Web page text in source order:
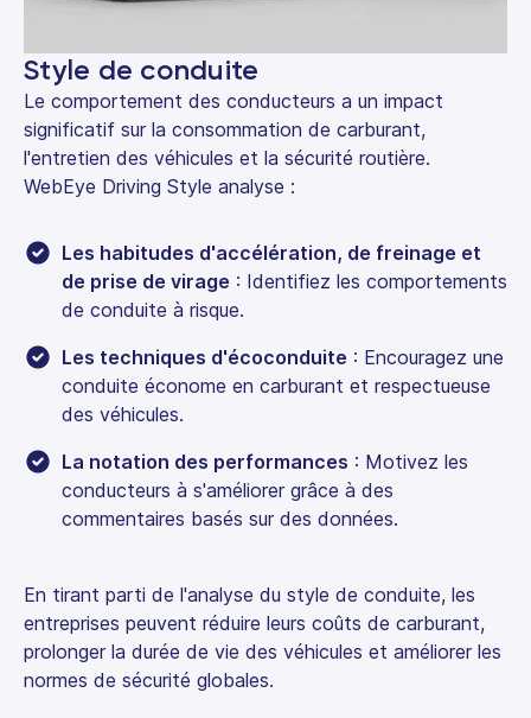
Style de conduite
Le comportement des conducteurs a un impact
significatif sur la consommation de carburant,
l'entretien des véhicules et la sécurité routière.
WebEye Driving Style analyse :
Les habitudes d'accélération, de freinage et
de prise de virage : Identifiez les comportements
de conduite à risque.
Les techniques d'écoconduite : Encouragez une
conduite économe en carburant et respectueuse
des véhicules.
La notation des performances : Motivez les
conducteurs à s'améliorer grâce à des
commentaires basés sur des données.
En tirant parti de l'analyse du style de conduite, les
entreprises peuvent réduire leurs coûts de carburant,
prolonger la durée de vie des véhicules et améliorer les
normes de sécurité globales.